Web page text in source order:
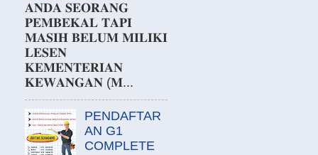
𝐀𝐍𝐃𝐀 𝐒𝐄𝐎𝐑𝐀𝐍𝐆
𝐏𝐄𝐌𝐁𝐄𝐊𝐀𝐋 𝐓𝐀𝐏𝐈
𝐌𝐀𝐒𝐈𝐇 𝐁𝐄𝐋𝐔𝐌 𝐌𝐈𝐋𝐈𝐊𝐈
𝐋𝐄𝐒𝐄𝐍
𝐊𝐄𝐌𝐄𝐍𝐓𝐄𝐑𝐈𝐀𝐍
𝐊𝐄𝐖𝐀𝐍𝐆𝐀𝐍 (𝐌...
PENDAFTAR
AN G1
COMPLETE